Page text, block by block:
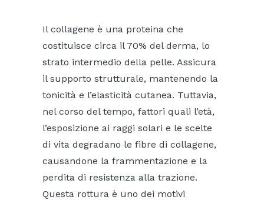
Il collagene è una proteina che
costituisce circa il 70% del derma, lo
strato intermedio della pelle. Assicura
il supporto strutturale, mantenendo la
tonicità e l’elasticità cutanea. Tuttavia,
nel corso del tempo, fattori quali l’età,
l’esposizione ai raggi solari e le scelte
di vita degradano le fibre di collagene,
causandone la frammentazione e la
perdita di resistenza alla trazione.
Questa rottura è uno dei motivi